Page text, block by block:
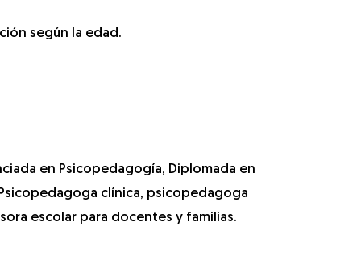
según la edad.
en Psicopedagogía, Diplomada en
clínica, psicopedagoga
escolar para docentes y familias.